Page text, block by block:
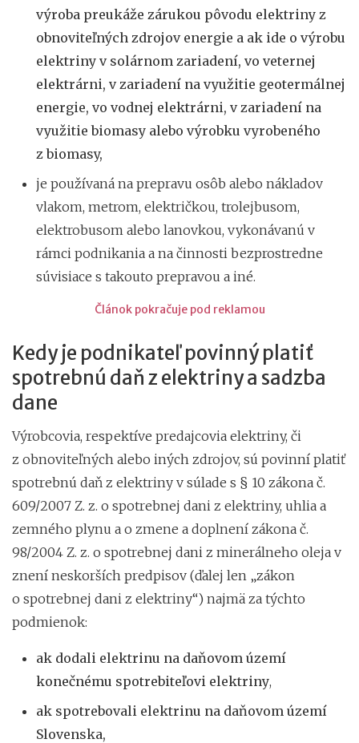
výroba preukáže zárukou pôvodu elektriny z
obnoviteľných zdrojov energie a ak ide o výrobu
elektriny v solárnom zariadení, vo veternej
elektrárni, v zariadení na využitie geotermálnej
energie, vo vodnej elektrárni, v zariadení na
využitie biomasy alebo výrobku vyrobeného
z biomasy,
je používaná na prepravu osôb alebo nákladov
vlakom, metrom, električkou, trolejbusom,
elektrobusom alebo lanovkou, vykonávanú v
rámci podnikania a na činnosti bezprostredne
súvisiace s takouto prepravou a iné.
Článok pokračuje pod reklamou
Kedy je podnikateľ povinný platiť
spotrebnú daň z elektriny a sadzba
dane
Výrobcovia, respektíve predajcovia elektriny, či
z obnoviteľných alebo iných zdrojov, sú povinní platiť
spotrebnú daň z elektriny v súlade s § 10 zákona č.
609/2007 Z. z. o spotrebnej dani z elektriny, uhlia a
zemného plynu a o zmene a doplnení zákona č.
98/2004 Z. z. o spotrebnej dani z minerálneho oleja v
znení neskorších predpisov (ďalej len „zákon
o spotrebnej dani z elektriny“) najmä za týchto
podmienok:
ak dodali elektrinu na daňovom území
konečnému spotrebiteľovi elektriny,
ak spotrebovali elektrinu na daňovom území
Slovenska,